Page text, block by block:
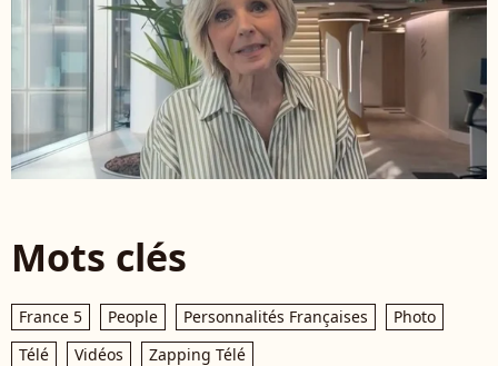
Mots clés
France 5 People Personnalités Françaises
Photo
Télé
Vidéos Zapping Télé